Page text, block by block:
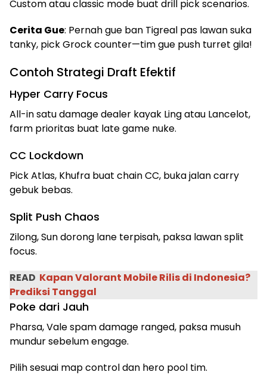
Custom atau classic mode buat drill pick scenarios.
Cerita Gue: Pernah gue ban Tigreal pas lawan suka
tanky, pick Grock counter—tim gue push turret gila!
Contoh Strategi Draft Efektif
Hyper Carry Focus
All-in satu damage dealer kayak Ling atau Lancelot,
farm prioritas buat late game nuke.
CC Lockdown
Pick Atlas, Khufra buat chain CC, buka jalan carry
gebuk bebas.
Split Push Chaos
Zilong, Sun dorong lane terpisah, paksa lawan split
focus.
READ Kapan Valorant Mobile Rilis di Indonesia?
Prediksi Tanggal
Poke dari Jauh
Pharsa, Vale spam damage ranged, paksa musuh
mundur sebelum engage.
Pilih sesuai map control dan hero pool tim.